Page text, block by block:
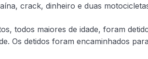
crack, dinheiro e duas
todos maiores de idade, foram
Os detidos foram encaminhados